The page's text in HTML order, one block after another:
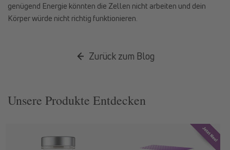
genügend Energie könnten die Zellen nicht arbeiten und dein
Körper würde nicht richtig funktionieren.
Zurück zum Blog
Unsere Produkte Entdecken